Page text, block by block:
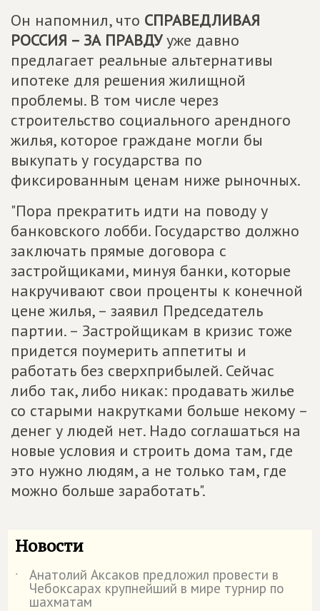
Он напомнил, что СПРАВЕДЛИВАЯ
РОССИЯ – ЗА ПРАВДУуже давно
предлагает реальные альтернативы
ипотеке для решения жилищной
проблемы. В том числе через
строительство социального арендного
жилья, которое граждане могли бы
выкупать у государства по
фиксированным ценам ниже рыночных.
"Пора прекратить идти на поводу у
банковского лобби. Государство должно
заключать прямые договора с
застройщиками, минуя банки, которые
накручивают свои проценты к конечной
цене жилья, – заявил Председатель
партии. – Застройщикам в кризис тоже
придется поумерить аппетиты и
работать без сверхприбылей. Сейчас
либо так, либо никак: продавать жилье
со старыми накрутками больше некому –
денег у людей нет. Надо соглашаться на
новые условия и строить дома там, где
это нужно людям, а не только там, где
можно больше заработать".
Новости
˙ Анатолий Аксаков предложил провести в
Чебоксарах крупнейший в мире турнир по
шахматам